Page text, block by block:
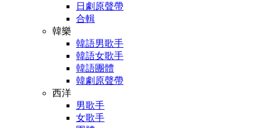
日劇原聲帶
合輯
韓樂
韓語男歌手
韓語女歌手
韓語團體
韓劇原聲帶
西洋
男歌手
女歌手